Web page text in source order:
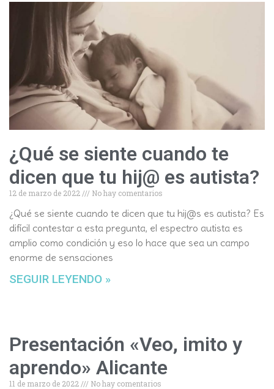
¿Qué se siente cuando te
dicen que tu hij@ es autista?
12 de marzo de 2022 No hay comentarios
¿Qué se siente cuando te dicen que tu hij@s es autista? Es
difícil contestar a esta pregunta, el espectro autista es
amplio como condición y eso lo hace que sea un campo
enorme de sensaciones
SEGUIR LEYENDO »
Presentación «Veo, imito y
aprendo» Alicante
11 de marzo de 2022 No hay comentarios